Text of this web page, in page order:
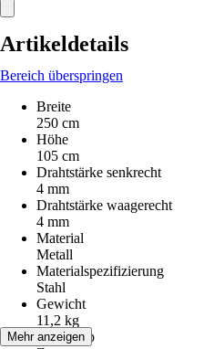
Artikeldetails
Bereich überspringen
Breite
250 cm
Höhe
105 cm
Drahtstärke senkrecht
4 mm
Drahtstärke waagerecht
4 mm
Material
Metall
Materialspezifizierung
Stahl
Gewicht
11,2 kg
Artikeltyp
Mehr anzeigen